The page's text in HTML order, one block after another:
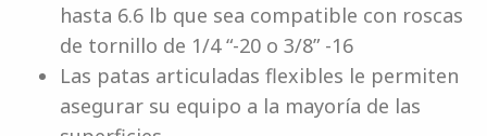
hasta 6.6 lb que sea compatible con roscas
de tornillo de 1/4 “-20 o 3/8” -16
Las patas articuladas flexibles le permiten
asegurar su equipo a la mayoría de las